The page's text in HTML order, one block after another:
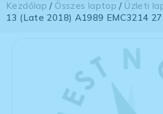
Kezdőlap / Összes laptop / Üzleti
13 (Late 2018) A1989 EMC3214